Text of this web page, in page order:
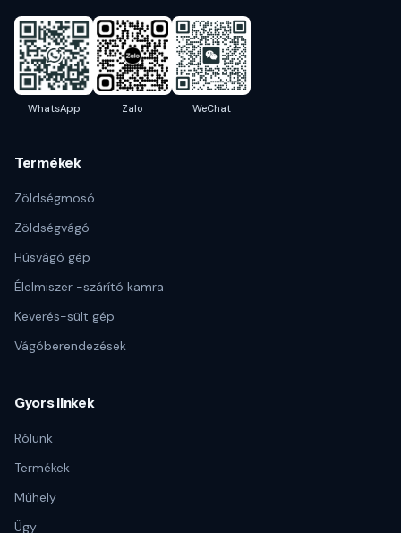
WhatsApp Zalo WeChat
Termékek
Zöldségmosó
Zöldségvágó
Húsvágó gép
Élelmiszer -szárító kamra
Keverés-sült gép
Vágóberendezések
Gyors linkek
Rólunk
Termékek
Műhely
Ügy